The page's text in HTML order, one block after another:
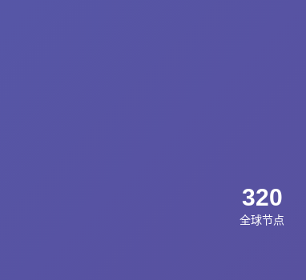
320
全球节点